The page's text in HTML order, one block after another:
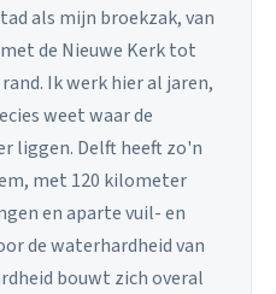
als mijn broekzak, van
de Nieuwe Kerk tot
Ik werk hier al jaren,
weet waar de
liggen. Delft heeft zo'n
met 120 kilometer
en aparte vuil- en
de waterhardheid van
bouwt zich overal